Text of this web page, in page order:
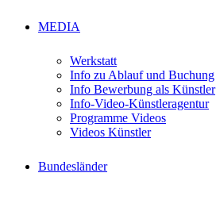
MEDIA
Werkstatt
Info zu Ablauf und Buchung
Info Bewerbung als Künstler
Info-Video-Künstleragentur
Programme Videos
Videos Künstler
Bundesländer